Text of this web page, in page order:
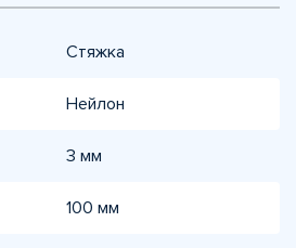
Стяжка
Нейлон
3 мм
100 мм